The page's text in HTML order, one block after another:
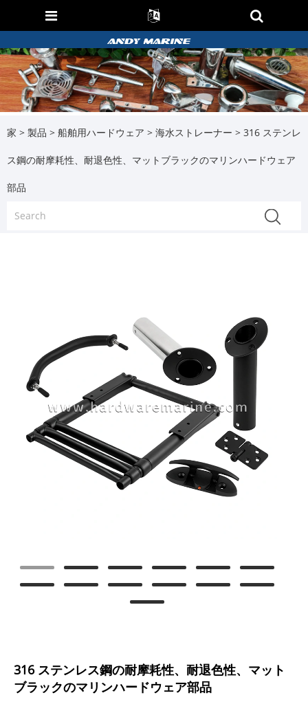
家 > 製品 > 船舶用ハードウェア > 海水ストレーナー > 316 ステンレ
ス鋼の耐摩耗性、耐退色性、マットブラックのマリンハードウェア
部品
316 ステンレス鋼の耐摩耗性、耐退色性、マット
ブラックのマリンハードウェア部品